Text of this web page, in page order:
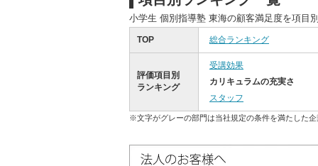
小学生 個別指導塾 東海の顧客満足度を項目
TOP 総合ランキング
評価項目別
ランキング
受講効果
カリキュラムの充実さ
スタッフ
※文字がグレーの部門は当社規定の条件を満たした